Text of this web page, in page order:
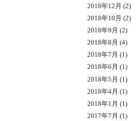
2018年12月 (2)
2018年10月 (2)
2018年9月 (2)
2018年8月 (4)
2018年7月 (1)
2018年6月 (1)
2018年5月 (1)
2018年4月 (1)
2018年1月 (1)
2017年7月 (1)